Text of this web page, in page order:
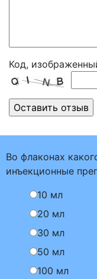
Код,
Во флаконах
инъекционные
10 мл
20 мл
30 мл
50 мл
100 мл